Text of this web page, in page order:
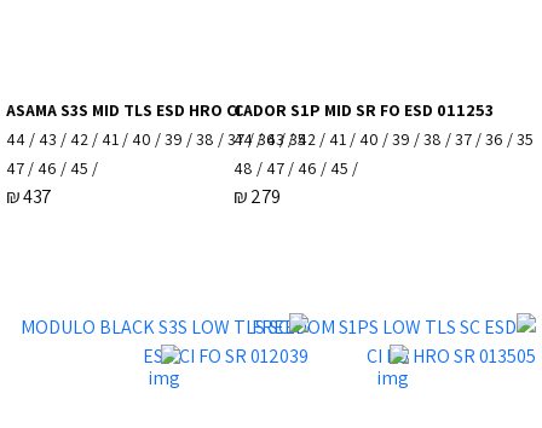
CADOR S1P MID SR FO ESD 011253
35 / 36 / 37 / 38 / 39 / 40 / 41 / 42 / 43 / 44
/ 45 / 46 / 47 / 48
279
₪
ASAMA S3S MID TLS ESD HRO CI
35 / 36 / 37 / 38 / 39 / 40 / 41 / 42 / 43 / 44
/ 45 / 46 / 47
437
₪